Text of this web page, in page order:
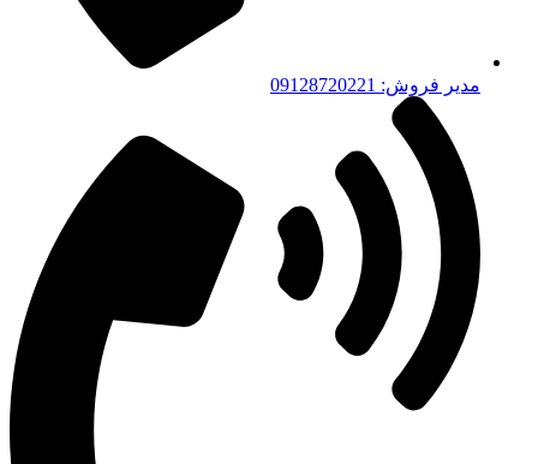
مدیر فروش: 09128720221